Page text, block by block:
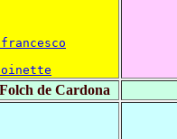
de Cardona